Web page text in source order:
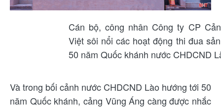
Cán bộ, công nhân Công ty CP
Việt sôi nổi các hoạt động thi đua
50 năm Quốc khánh nước CHDCND
Và trong bối cảnh nước CHDCND Lào hướng tới 50
năm Quốc khánh, cảng Vũng Áng càng được nhắc